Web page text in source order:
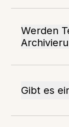
Werden
Gibt es